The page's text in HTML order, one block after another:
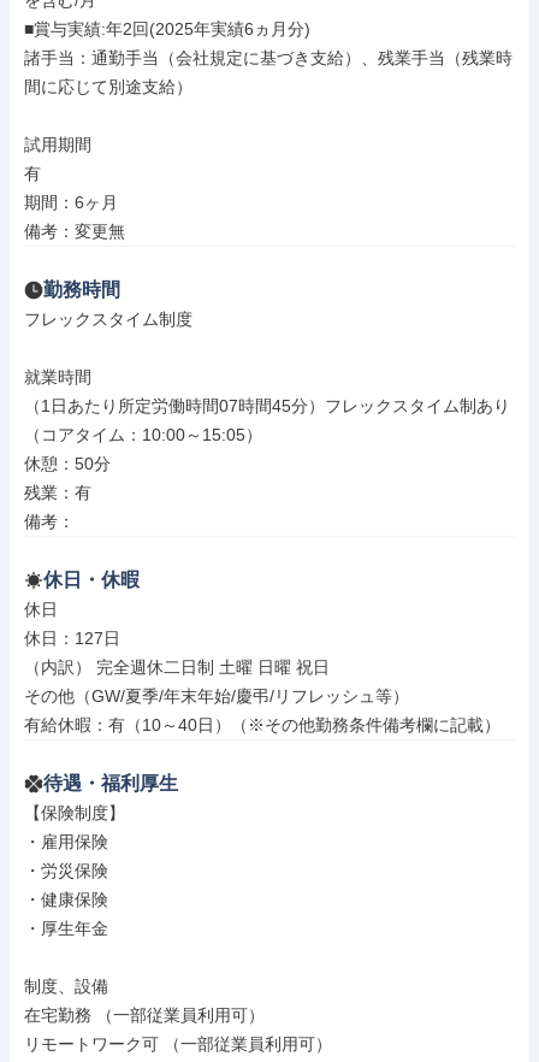
■賞与実績:年2回(2025年実績6ヵ月分)
諸手当：通勤手当（会社規定に基づき支給）、残業手当（残業時
間に応じて別途支給）
試用期間
有
期間：6ヶ月
備考：変更無
勤務時間
フレックスタイム制度
就業時間
（1日あたり所定労働時間07時間45分）フレックスタイム制あり
（コアタイム：10:00～15:05）
休憩：50分
残業：有
備考：
休日・休暇
休日
休日：127日
（内訳） 完全週休二日制 土曜 日曜 祝日
その他（GW/夏季/年末年始/慶弔/リフレッシュ等）
有給休暇：有（10～40日）（※その他勤務条件備考欄に記載）
待遇・福利厚生
【保険制度】
・雇用保険
・労災保険
・健康保険
・厚生年金
制度、設備
在宅勤務 （一部従業員利用可）
リモートワーク可 （一部従業員利用可）